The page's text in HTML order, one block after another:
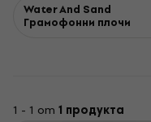
Water And Sand
Грамофонни плочи
1 - 1 от 1 продукта